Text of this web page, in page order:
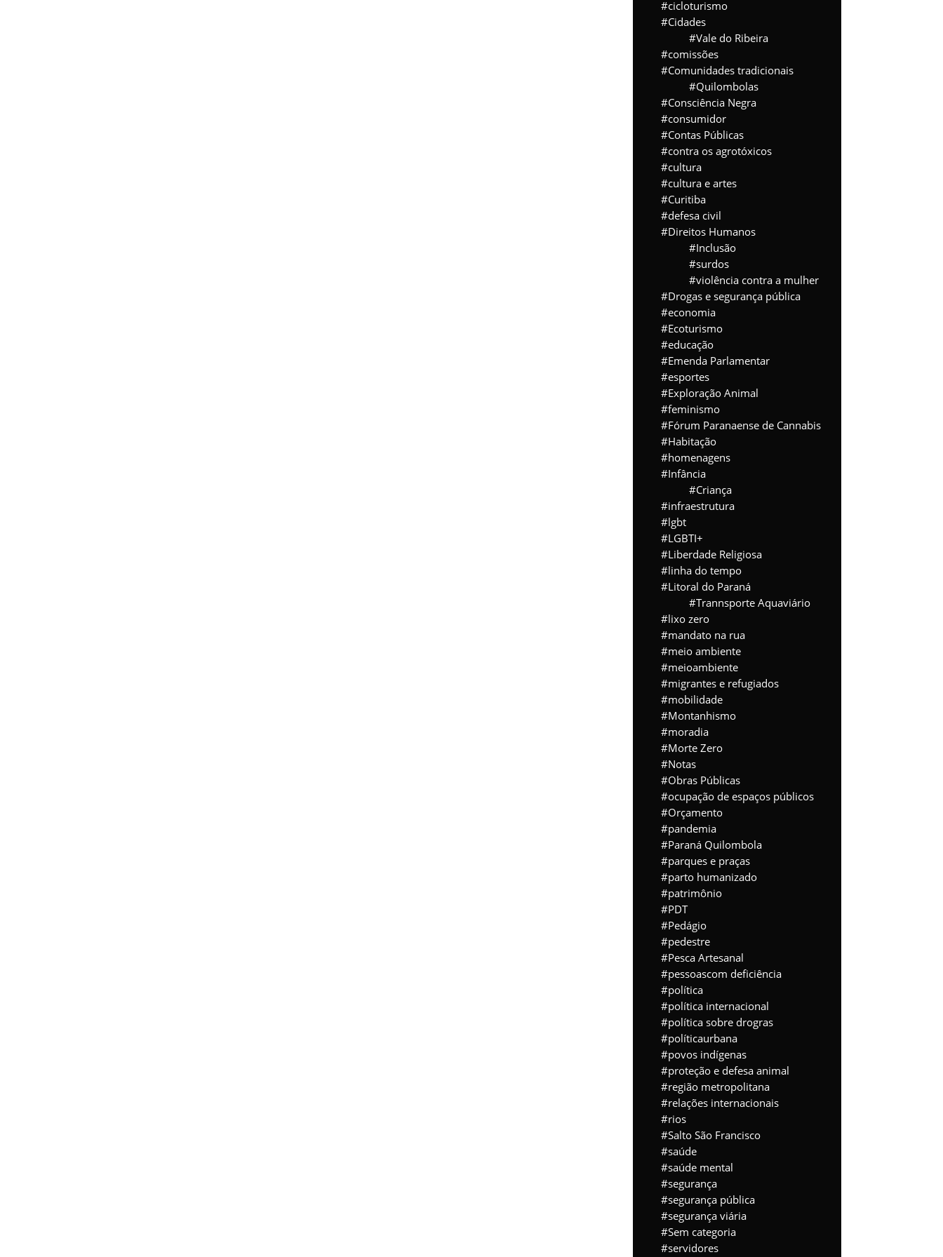
cicloturismo
Cidades
Vale do Ribeira
comissões
Comunidades tradicionais
Quilombolas
Consciência Negra
consumidor
Contas Públicas
contra os agrotóxicos
cultura
cultura e artes
Curitiba
defesa civil
Direitos Humanos
Inclusão
surdos
violência contra a mulher
Drogas e segurança pública
economia
Ecoturismo
educação
Emenda Parlamentar
esportes
Exploração Animal
feminismo
Fórum Paranaense de Cannabis
Habitação
homenagens
Infância
Criança
infraestrutura
lgbt
LGBTI+
Liberdade Religiosa
linha do tempo
Litoral do Paraná
Trannsporte Aquaviário
lixo zero
mandato na rua
meio ambiente
meioambiente
migrantes e refugiados
mobilidade
Montanhismo
moradia
Morte Zero
Notas
Obras Públicas
ocupação de espaços públicos
Orçamento
pandemia
Paraná Quilombola
parques e praças
parto humanizado
patrimônio
PDT
Pedágio
pedestre
Pesca Artesanal
pessoascom deficiência
política
política internacional
política sobre drogras
políticaurbana
povos indígenas
proteção e defesa animal
região metropolitana
relações internacionais
rios
Salto São Francisco
saúde
saúde mental
segurança
segurança pública
segurança viária
Sem categoria
servidores